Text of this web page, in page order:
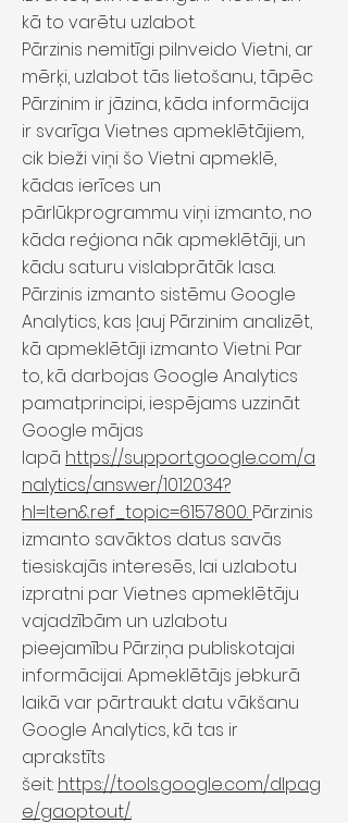
kā to varētu uzlabot.
Pārzinis nemitīgi pilnveido Vietni, ar
mērķi, uzlabot tās lietošanu, tāpēc
Pārzinim ir jāzina, kāda informācija
ir svarīga Vietnes apmeklētājiem,
cik bieži viņi šo Vietni apmeklē,
kādas ierīces un
pārlūkprogrammu viņi izmanto, no
kāda reģiona nāk apmeklētāji, un
kādu saturu vislabprātāk lasa.
Pārzinis izmanto sistēmu Google
Analytics, kas ļauj Pārzinim analizēt,
kā apmeklētāji izmanto Vietni. Par
to, kā darbojas Google Analytics
pamatprincipi, iespējams uzzināt
Google mājas
lapā https://support.google.com/a
nalytics/answer/1012034?
hl=lten&ref_topic=6157800. Pārzinis
izmanto savāktos datus savās
tiesiskajās interesēs, lai uzlabotu
izpratni par Vietnes apmeklētāju
vajadzībām un uzlabotu
pieejamību Pārziņa publiskotajai
informācijai. Apmeklētājs jebkurā
laikā var pārtraukt datu vākšanu
Google Analytics, kā tas ir
aprakstīts
šeit: https://tools.google.com/dlpag
e/gaoptout/.